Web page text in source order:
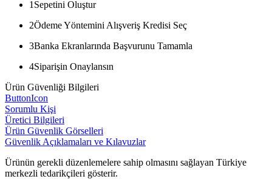
1 Sepetini Oluştur
2Ödeme Yöntemini Alışveriş Kredisi Seç
3Banka Ekranlarında Başvurunu Tamamla
4Siparişin Onaylansın
Ürün Güvenliği Bilgileri
ButtonIcon
Sorumlu Kişi
Üretici Bilgileri
Ürün Güvenlik Görselleri
Güvenlik Açıklamaları ve Kılavuzlar
Ürünün gerekli düzenlemelere sahip olmasını sağlayan Türkiye
merkezli tedarikçileri gösterir.